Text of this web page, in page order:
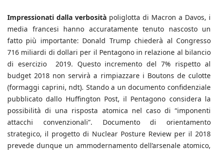
Impressionati dalla verbosità poliglotta di Macron a Davos, i
media francesi hanno accuratamente tenuto nascosto un
fatto più importante: Donald Trump chiederà al Congresso
716 miliardi di dollari per il Pentagono in relazione al bilancio
di esercizio 2019. Questo incremento del 7% rispetto al
budget 2018 non servirà a rimpiazzare i Boutons de culotte
(formaggi caprini, ndt). Stando a un documento confidenziale
pubblicato dallo Huffington Post, il Pentagono considera la
possibilità di una risposta atomica nel caso di “imponenti
attacchi convenzionali”. Documento di orientamento
strategico, il progetto di Nuclear Posture Review per il 2018
prevede dunque un ammodernamento dell’arsenale atomico,